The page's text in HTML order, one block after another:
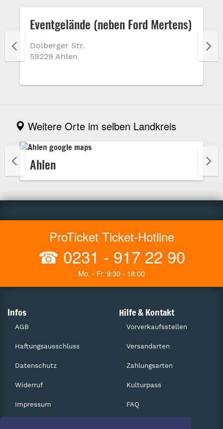
Eventgelände (neben Ford Mertens)
Dolberger Str.
59229 Ahlen
Weitere Orte im selben Landkreis
Ahlen
ProTicket Ticket-Hotline
☎ 0231 - 917 22 90
Mo. - Fr. 9:30 - 18:00
Infos
AGB
Haftungsausschluss
Datenschutz
Widerruf
Impressum
Hilfe & Kontakt
Vorverkaufsstellen
Versandarten
Zahlungsarten
Kulturpass
FAQ